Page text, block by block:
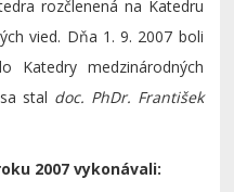
rozčlenená na Katedru
vied. Dňa 1. 9. 2007 boli
Katedry medzinárodných
stal doc. PhDr. František
2007 vykonávali: